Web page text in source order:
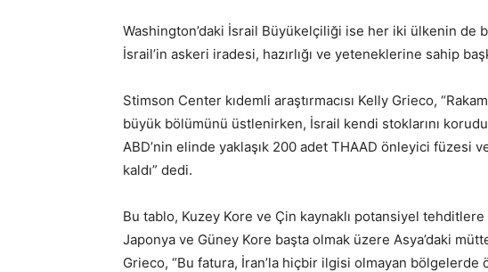
Washington’daki İsrail Büyükelçiliği ise her iki ülkenin de
İsrail’in askeri iradesi, hazırlığı ve yeteneklerine sahip
Stimson Center kıdemli araştırmacısı Kelly Grieco,
büyük bölümünü üstlenirken, İsrail kendi stoklarını
ABD’nin elinde yaklaşık 200 adet THAAD önleyici füzesi
kaldı” dedi.
Bu tablo, Kuzey Kore ve Çin kaynaklı potansiyel tehditlere
Japonya ve Güney Kore başta olmak üzere Asya’daki
Grieco, “Bu fatura, İran’la hiçbir ilgisi olmayan bölgelerde